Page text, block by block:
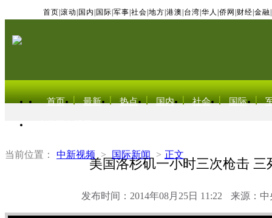
首页 滚动 国内 国际 军事 社会 地方 港澳 台湾 华人 侨网 财经 金融
首页 最新 热点 国内 社会 国际
当前位置： 中新视频 > 国际新闻 > 正文
美国洛杉矶一小时三次枪击 三
发布时间：2014年08月25日 11:22 来源：中